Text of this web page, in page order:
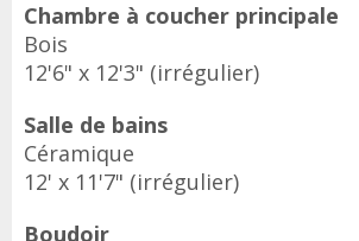
Chambre à coucher principale
Bois
12'6" x 12'3" (irrégulier)
Salle de bains
Céramique
12' x 11'7" (irrégulier)
Boudoir